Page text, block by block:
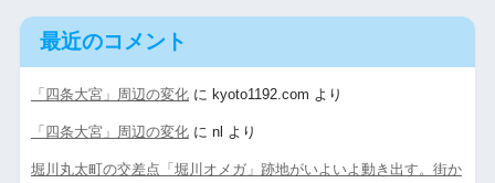
最近のコメント
「四条大宮」周辺の変化に kyoto1192.com より
「四条大宮」周辺の変化に nl より
堀川丸太町の交差点「堀川オメガ」跡地がいよいよ動き出す。街か